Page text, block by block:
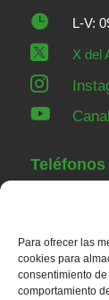
Para ofrecer las
cookies para
consentimiento
comportamiento
 L-V:
 X del


91 843 00
91 843 82